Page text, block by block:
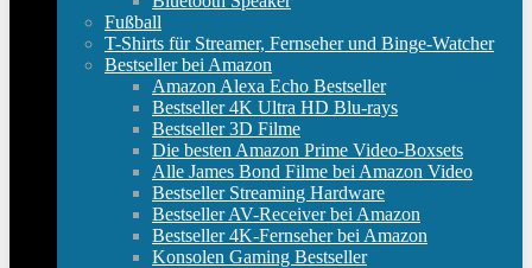
Fußball
T-Shirts für Streamer, Fernseher und Binge-Watcher
Bestseller bei Amazon
Amazon Alexa Echo Bestseller
Bestseller 4K Ultra HD Blu-rays
Bestseller 3D Filme
Die besten Amazon Prime Video-Boxsets
Alle James Bond Filme bei Amazon Video
Bestseller Streaming Hardware
Bestseller AV-Receiver bei Amazon
Bestseller 4K-Fernseher bei Amazon
Konsolen Gaming Bestseller